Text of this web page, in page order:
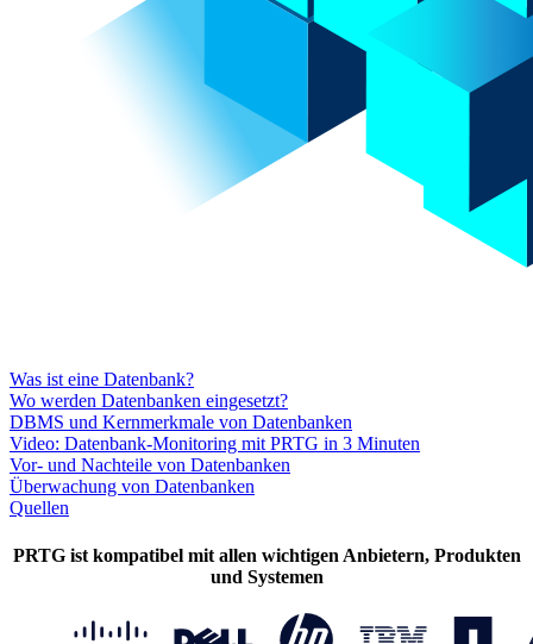
Was ist eine Datenbank?
Wo werden Datenbanken eingesetzt?
DBMS und Kernmerkmale von Datenbanken
Video: Datenbank-Monitoring mit PRTG in 3 Minuten
Vor- und Nachteile von Datenbanken
Überwachung von Datenbanken
Quellen
PRTG ist kompatibel mit allen wichtigen Anbietern, Produkten
und Systemen